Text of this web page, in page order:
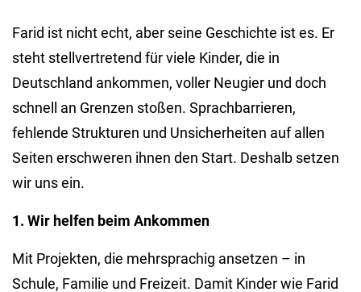
Farid ist nicht echt, aber seine Geschichte ist es. Er
steht stellvertretend für viele Kinder, die in
Deutschland ankommen, voller Neugier und doch
schnell an Grenzen stoßen. Sprachbarrieren,
fehlende Strukturen und Unsicherheiten auf allen
Seiten erschweren ihnen den Start. Deshalb setzen
wir uns ein.
1. Wir helfen beim Ankommen
Mit Projekten, die mehrsprachig ansetzen – in
Schule, Familie und Freizeit. Damit Kinder wie Farid